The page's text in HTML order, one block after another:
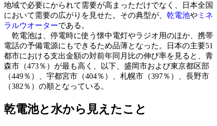
地域で必要にかられて需要が高まっただけでなく、日本全国
において需要の広がりを見せた。その典型が、 乾電池や ミネ
ラルウオーターである。
乾電池は、停電時に使う懐中電灯やラジオ用のほか、携帯
電話の予備電源にもできるため品薄となった。日本の主要51
都市における支出金額の対前年同月比の伸び率を見ると、青
森市（473％）が最も高く、以下、盛岡市および東京都区部
（449％）、宇都宮市（404％）、札幌市（397％）、長野市
（382％）の順となっている。
乾電池と水から見えたこと